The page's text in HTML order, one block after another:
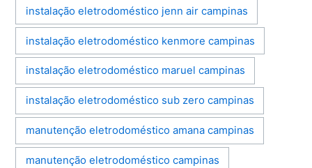
instalação eletrodoméstico jenn air campinas
instalação eletrodoméstico kenmore campinas
instalação eletrodoméstico maruel campinas
instalação eletrodoméstico sub zero campinas
manutenção eletrodoméstico amana campinas
manutenção eletrodoméstico campinas